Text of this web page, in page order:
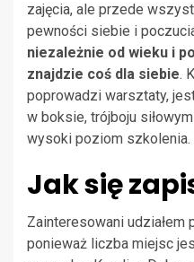
zajęcia, ale przede
pewności siebie i
niezależnie od wieku i
znajdzie coś dla siebie.
poprowadzi warsztaty,
w boksie, trójboju
wysoki poziom szkolenia.
Jak się
Zainteresowani
ponieważ liczba miejsc